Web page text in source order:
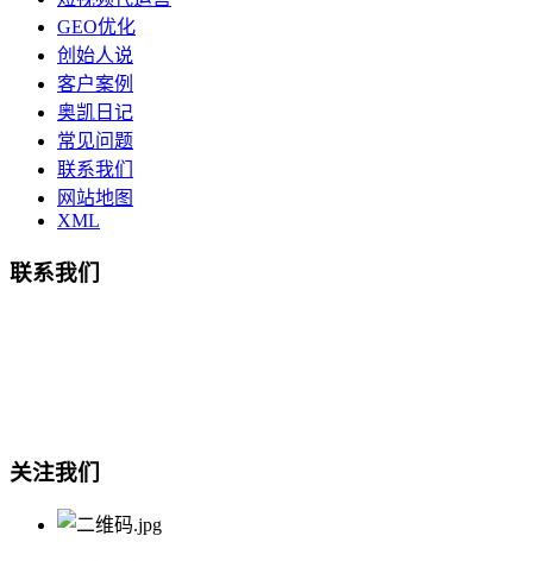
GEO优化
创始人说
客户案例
奥凯日记
常见问题
联系我们
网站地图
XML
联系我们
关注我们